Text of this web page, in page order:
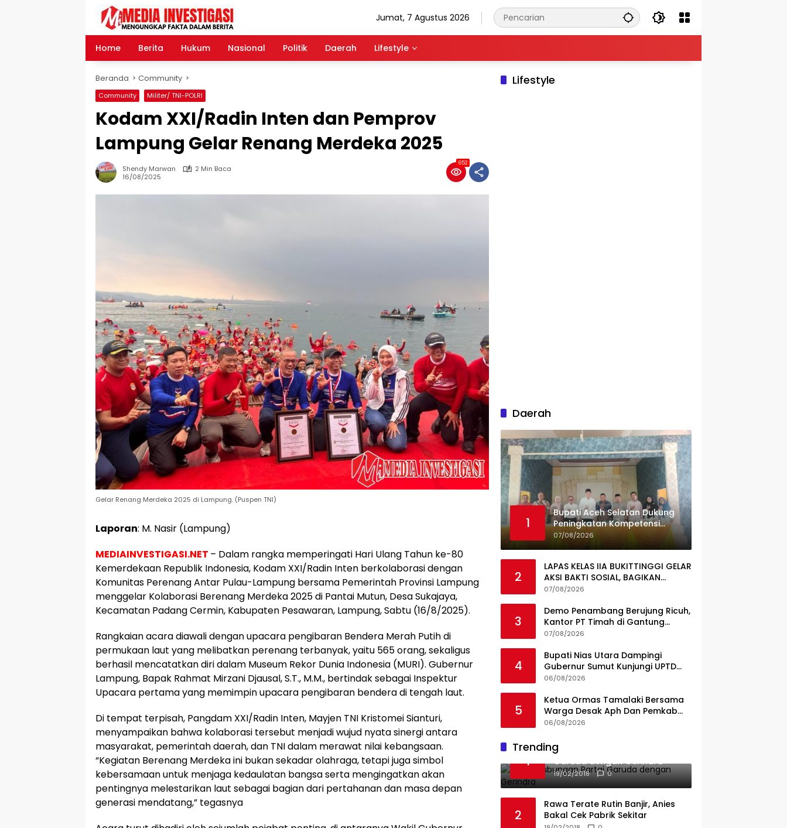
Jumat, 7 Agustus 2026
Home Berita Hukum Nasional Politik Daerah Lifestyle
Beranda Community
Community Militer/ TNI-POLRI
Kodam XXI/Radin Inten dan Pemprov
Lampung Gelar Renang Merdeka 2025
Shendy Marwan
2 Min Baca
16/08/2025
652
Gelar Renang Merdeka 2025 di Lampung. (Puspen TNI)
Laporan: M. Nasir (Lampung)
MEDIAINVESTIGASI.NET – Dalam rangka memperingati Hari Ulang Tahun ke-80
Kemerdekaan Republik Indonesia, Kodam XXI/Radin Inten berkolaborasi dengan
Komunitas Perenang Antar Pulau-Lampung bersama Pemerintah Provinsi Lampung
menggelar Kolaborasi Berenang Merdeka 2025 di Pantai Mutun, Desa Sukajaya,
Kecamatan Padang Cermin, Kabupaten Pesawaran, Lampung, Sabtu (16/8/2025).
Rangkaian acara diawali dengan upacara pengibaran Bendera Merah Putih di
permukaan laut yang melibatkan perenang terbanyak, yaitu 565 orang, sekaligus
berhasil mencatatkan diri dalam Museum Rekor Dunia Indonesia (MURI). Gubernur
Lampung, Bapak Rahmat Mirzani Djausal, S.T., M.M., bertindak sebagai Inspektur
Upacara pertama yang memimpin upacara pengibaran bendera di tengah laut.
Di tempat terpisah, Pangdam XXI/Radin Inten, Mayjen TNI Kristomei Sianturi,
menyampaikan bahwa kolaborasi tersebut menjadi wujud nyata sinergi antara
masyarakat, pemerintah daerah, dan TNI dalam merawat nilai kebangsaan.
“Kegiatan Berenang Merdeka ini bukan sekadar olahraga, tetapi juga simbol
kebersamaan untuk menjaga kedaulatan bangsa serta mengingatkan akan
pentingnya melestarikan laut sebagai bagian dari pertahanan dan masa depan
generasi mendatang,” tegasnya
Lifestyle
Daerah
1
Bupati Aceh Selatan Dukung
Peningkatan Kompetensi
Guru, Pemkab Jajaki Kerja
Sama dengan Pascasarjana
07/08/2026
2
LAPAS KELAS IIA BUKITTINGGI GELAR
AKSI BAKTI SOSIAL, BAGIKAN
SEMBAKO KEPADA MASYARAKAT
07/08/2026
3
Demo Penambang Berujung Ricuh,
Kantor PT Timah di Gantung
Terbakar; Tuntutan Tata Niaga
07/08/2026
4
Bupati Nias Utara Dampingi
Gubernur Sumut Kunjungi UPTD
Puskesmas Lahewa
06/08/2026
5
Ketua Ormas Tamalaki Bersama
Warga Desak Aph Dan Pemkab
Konsel Tangkap Pelaku Angkut
PT KAP Melintas Jalan Umum
06/08/2026
Trending
1
Ini Dia Hubungan Partai
Garuda dengan Gerindra
19/02/2018 0
2
Rawa Terate Rutin Banjir, Anies
Bakal Cek Pabrik Sekitar